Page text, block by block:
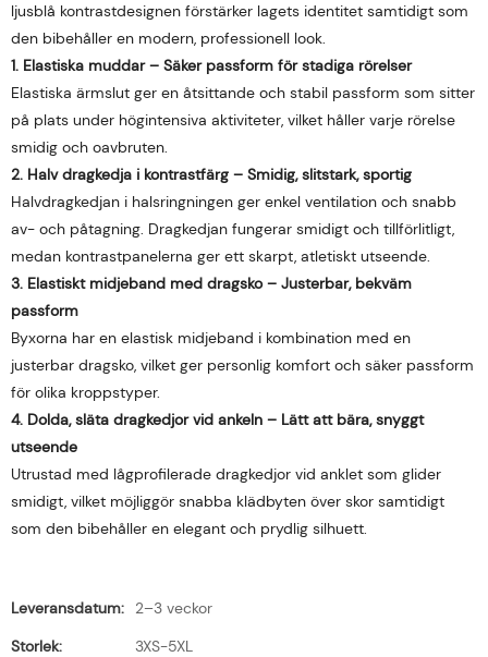
ljusblå kontrastdesignen förstärker lagets identitet samtidigt som
den bibehåller en modern, professionell look.
1. Elastiska muddar – Säker passform för stadiga rörelser
Elastiska ärmslut ger en åtsittande och stabil passform som sitter
på plats under högintensiva aktiviteter, vilket håller varje rörelse
smidig och oavbruten.
2. Halv dragkedja i kontrastfärg – Smidig, slitstark, sportig
Halvdragkedjan i halsringningen ger enkel ventilation och snabb
av- och påtagning. Dragkedjan fungerar smidigt och tillförlitligt,
medan kontrastpanelerna ger ett skarpt, atletiskt utseende.
3. Elastiskt midjeband med dragsko – Justerbar, bekväm
passform
Byxorna har en elastisk midjeband i kombination med en
justerbar dragsko, vilket ger personlig komfort och säker passform
för olika kroppstyper.
4. Dolda, släta dragkedjor vid ankeln – Lätt att bära, snyggt
utseende
Utrustad med lågprofilerade dragkedjor vid anklet som glider
smidigt, vilket möjliggör snabba klädbyten över skor samtidigt
som den bibehåller en elegant och prydlig silhuett.
Leveransdatum:
2–3 veckor
Storlek:
3XS-5XL